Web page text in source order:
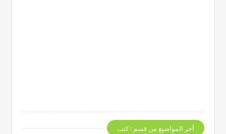
أخر المواضيع من قسم : كتب